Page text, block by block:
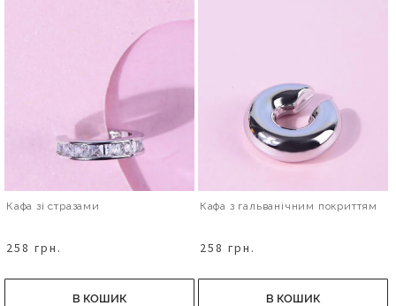
Кафа зі стразами
258 грн.
В КОШИК
Кафа з гальванічним покриттям
258 грн.
В КОШИК